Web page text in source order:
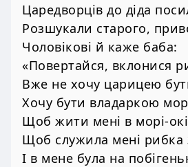
Царедворців до діда
Розшукали старого,
Чоловікові й каже баба:
«Повертайся, вклонися
Вже не хочу царицею
Хочу бути владаркою
Щоб жити мені в морі-
Щоб служила мені рибка
І в мене була на